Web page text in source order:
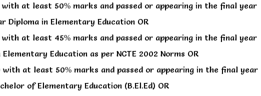
at least 50% marks and passed or appearing in the final year
Diploma in Elementary Education OR
at least 45% marks and passed or appearing in the final year
Education as per NCTE 2002 Norms OR
with at least 50% marks and passed or appearing in the final year
of Elementary Education (B.El.Ed) OR